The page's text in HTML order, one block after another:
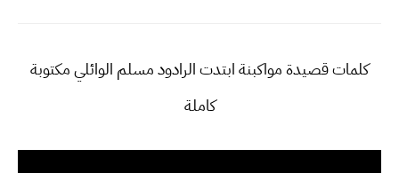
كلمات قصيدة مواكبنة ابتدت الرادود مسلم الوائلي مكتوبة
كاملة